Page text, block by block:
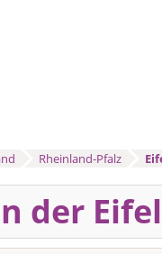
Rheinland-Pfalz
der Eifel